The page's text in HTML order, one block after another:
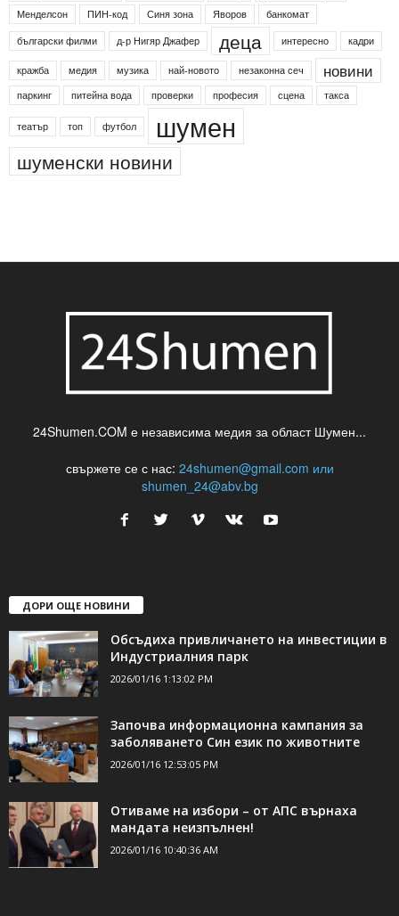
Менделсон
ПИН-код Синя зона Яворов
банкомат
български филми
д-р Нигяр Джафер деца интересно кадри
кражба медия музика най-новото незаконна сеч новини
паркинг питейна вода проверки професия сцена такса
театър топ футбол шумен
шуменски новини
24Shumen.COM е независима медия за област Шумен...
свържете се с нас: 24shumen@gmail.com или
shumen_24@abv.bg
ДОРИ ОЩЕ НОВИНИ
Обсъдиха привличането на инвестиции в
Индустриалния парк
2026/01/16 1:13:02 PM
Започва информационна кампания за
заболяването Син език по животните
2026/01/16 12:53:05 PM
Отиваме на избори – от АПС върнаха
мандата неизпълнен!
2026/01/16 10:40:36 AM